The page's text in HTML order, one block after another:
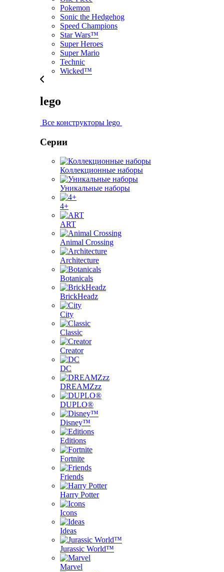
Pokemon
Sonic the Hedgehog
Speed Champions
Star Wars™
Super Heroes
Super Mario
Technic
Wicked™
lego
Все конструкторы lego
Серии
Коллекционные наборы
Уникальные наборы
4+
ART
Animal Crossing
Architecture
Botanicals
BrickHeadz
City
Classic
Creator
DC
DREAMZzz
DUPLO®
Disney™
Editions
Fortnite
Friends
Harry Potter
Icons
Ideas
Jurassic World™
Marvel